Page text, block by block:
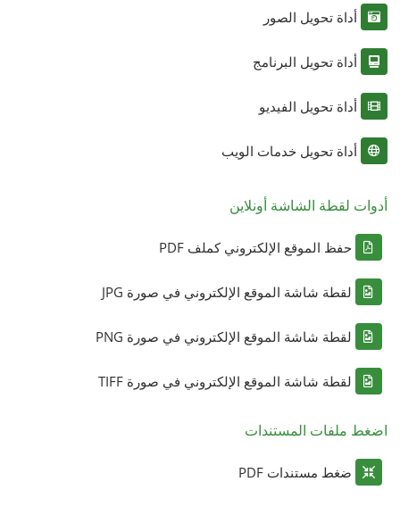
أداة تحويل الصور
أداة تحويل البرنامج
أداة تحويل الفيديو
أداة تحويل خدمات الويب
أدوات لقطة الشاشة أونلاين
حفظ الموقع الإلكتروني كملف PDF
لقطة شاشة الموقع الإلكتروني في صورة JPG
لقطة شاشة الموقع الإلكتروني في صورة PNG
لقطة شاشة الموقع الإلكتروني في صورة TIFF
اضغط ملفات المستندات
ضغط مستندات PDF